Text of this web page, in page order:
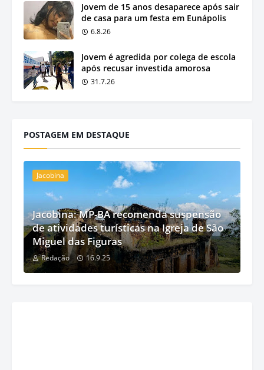
Jovem de 15 anos desaparece após sair
de casa para um festa em Eunápolis
6.8.26
Jovem é agredida por colega de escola
após recusar investida amorosa
31.7.26
POSTAGEM EM DESTAQUE
Jacobina
Jacobina: MP-BA recomenda suspensão
de atividades turísticas na Igreja de São
Miguel das Figuras
Redação 16.9.25